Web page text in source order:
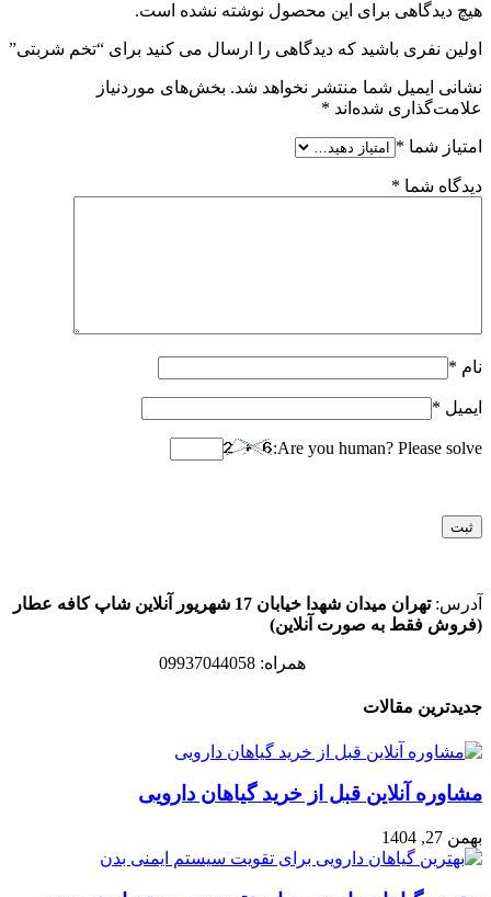
هیچ دیدگاهی برای این محصول نوشته نشده است.
اولین نفری باشید که دیدگاهی را ارسال می کنید برای “تخم شربتی”
نشانی ایمیل شما منتشر نخواهد شد. بخش‌های موردنیاز
علامت‌گذاری شده‌اند *
امتیاز شما *
دیدگاه شما *
نام *
ایمیل *
Are you human? Please solve:
آدرس:تهران میدان شهدا خیابان 17 شهریور آنلاین شاپ کافه عطار
(فروش فقط به صورت آنلاین)
همراه: 09937044058
جدیدترین مقالات
مشاوره آنلاین قبل از خرید گیاهان دارویی
بهمن 27, 1404